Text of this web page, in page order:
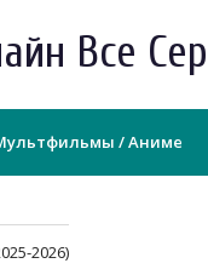
Все
/ Аниме
2026)